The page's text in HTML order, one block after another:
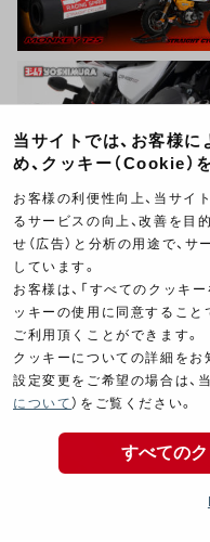
当サイトでは、お客様
め、クッキー（Cookie）
お客様の利便性向上、当サイ
るサービスの向上、改善を目
せ（広告）と分析の用途で、
しています。
お客様は、「すべてのクッキ
ッキーの使用に同意すること
ご利用頂くことができます。
クッキーについての詳細をお
設定変更をご希望の場合は、
について ）をご覧ください。
すべての